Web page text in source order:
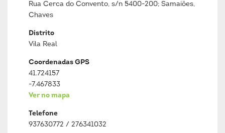
Rua Cerca do Convento, s/n 5400-200; Samaiões,
Chaves
Distrito
Vila Real
Coordenadas GPS
41.724157
-7.467833
Ver no mapa
Telefone
937630772 / 276341032